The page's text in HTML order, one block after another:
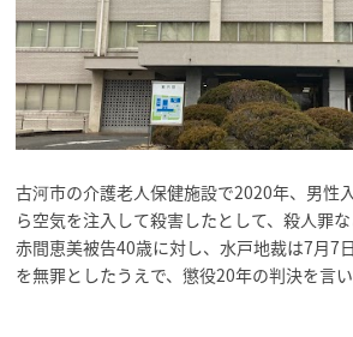
古河市の介護老人保健施設で2020年、男性
ら空気を注入して殺害したとして、殺人罪な
赤間恵美被告40歳に対し、水戸地裁は7月7
を無罪としたうえで、懲役20年の判決を言い